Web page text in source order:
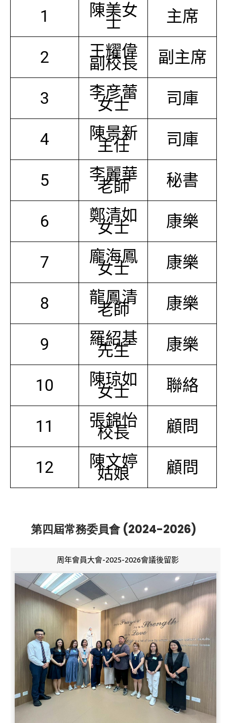
1
陳美女
士 主席
2 王耀偉
副校長 副主席
3 李彦蕾
女士 司庫
4 陳景新
主任 司庫
5 李麗華
老師 秘書
6 鄭清如
女士 康樂
7 龐海鳳
女士 康樂
8 龍鳳清
老師 康樂
9 羅紹基
先生 康樂
10 陳琼如
女士 聯絡
11 張錦怡
校長 顧問
12 陳文婷
姑娘 顧問
第四屆常務委員會 (2024-2026)
周年會員大會-2025-2026會議後留影